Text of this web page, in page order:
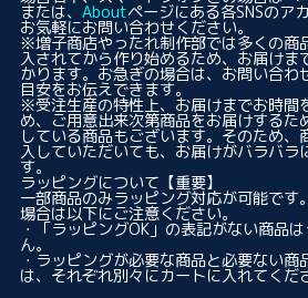
または、 Aboutページにある各SNSのア
お気軽にお問い合わせください。
※増子商店やったれ制作部では多くの商
入されてから作り始めるため、お届け
かります。お急ぎの場合は、お問い合わ
目安をお伝えできます。
※受注生産の特性上、お届けまでお時間
め、ご用意出来次第商品をお届けするた
している商品もございます。そのため、
入していただいても、お届けがバラバラ
す。
ラッピングについて 【重要】
一部商品のみラッピング対応が可能です
場合は以下にご注意ください。
・「ラッピングOK」の表記がない商品
ん。
・ラッピングが必要な商品と必要ない
は、それぞれ別々にカートに入れてくだ